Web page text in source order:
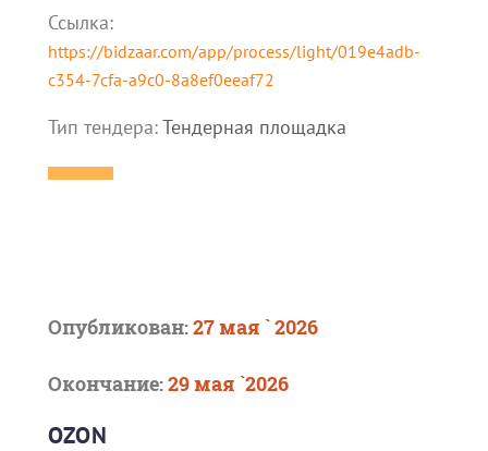
Ссылка:
https://bidzaar.com/app/process/light/019e4adb-
c354-7cfa-a9c0-8a8ef0eeaf72
Тип тендера:Тендерная площадка
Опубликован:27 мая ` 2026
Окончание:29 мая `2026
OZON